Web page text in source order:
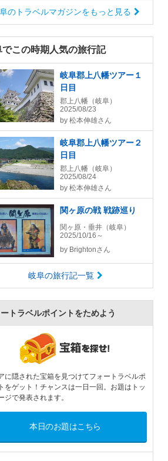
のトラベルマガジンをもっと見る
でこの時期人気の旅行記
岐阜郡上八幡ツアー１
日目
郡上八幡（岐阜）
2025/08/23
by 松本伸雄さん
岐阜郡上八幡ツアー２
日目
郡上八幡（岐阜）
2025/08/24
by 松本伸雄さん
関ヶ原の戦 戦跡巡り
関ヶ原・垂井（岐阜）
2025/10/16～
by Brightonさん
岐阜の旅行記一覧
トラベルポイントをためよう
に隠された宝箱を見つけてフォートラベルポ
をゲット！チャンスは一日一回。お題はトッ
ジで発表されます。
本日のお題はこちら